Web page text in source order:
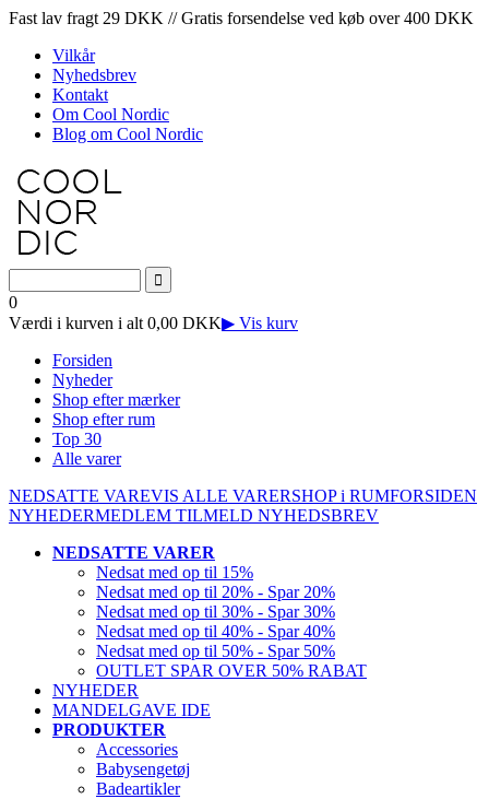
Fast lav fragt 29 DKK // Gratis forsendelse ved køb over 400 DKK
Vilkår
Nyhedsbrev
Kontakt
Om Cool Nordic
Blog om Cool Nordic
0
Værdi i kurven i alt 0,00 DKK▶ Vis kurv
Forsiden
Nyheder
Shop efter mærker
Shop efter rum
Top 30
Alle varer
NEDSATTE VAREVIS ALLE VARERSHOP i RUMFORSIDEN
NYHEDERMEDLEM TILMELD NYHEDSBREV
NEDSATTE VARER
Nedsat med op til 15%
Nedsat med op til 20% - Spar 20%
Nedsat med op til 30% - Spar 30%
Nedsat med op til 40% - Spar 40%
Nedsat med op til 50% - Spar 50%
OUTLET SPAR OVER 50% RABAT
NYHEDER
MANDELGAVE IDE
PRODUKTER
Accessories
Babysengetøj
Badeartikler